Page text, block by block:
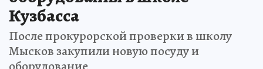
Кузбасса
После прокурорской проверки в школу
Мысков закупили новую посуду и